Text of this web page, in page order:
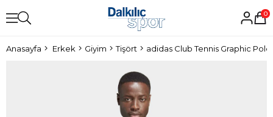
0
Anasayfa Erkek Giyim Tişört adidas Club Tennis Graphic